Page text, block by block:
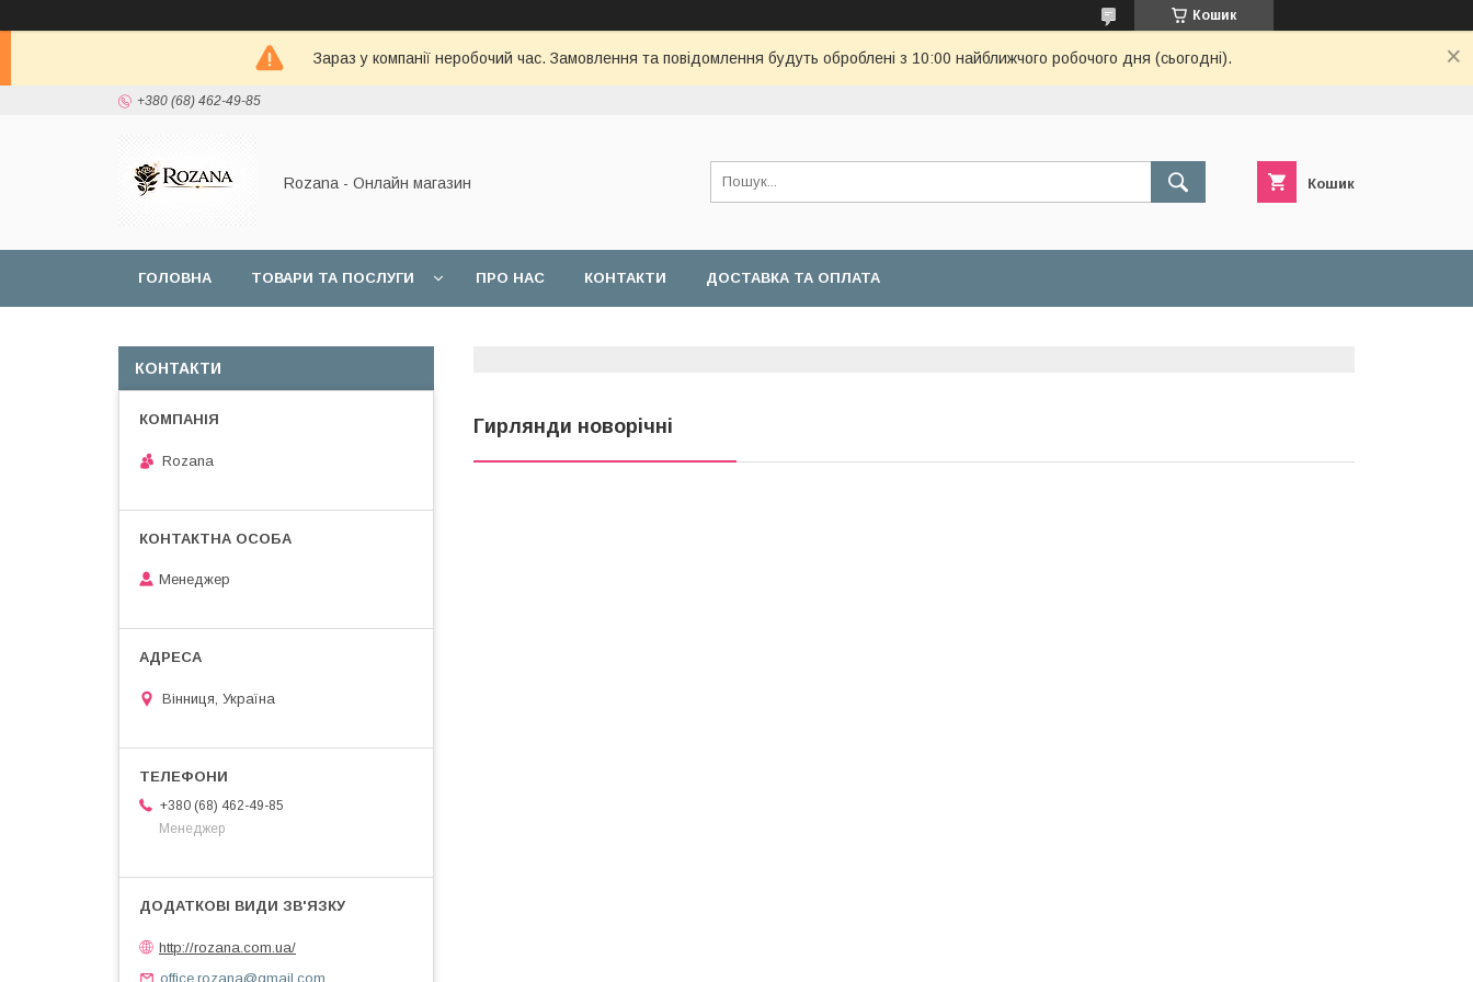
Кошик
Зараз у компанії неробочий час. Замовлення та повідомлення будуть оброблені з 10:00 найближчого робочого дня (сьогодні).
+380 (68) 462-49-85
Rozana - Онлайн магазин Кошик
ГОЛОВНА ТОВАРИ ТА ПОСЛУГИ ПРО НАС КОНТАКТИ ДОСТАВКА ТА ОПЛАТА
Гирлянди новорічні
КОНТАКТИ
Rozana
Менеджер
Вінниця, Україна
+380 (68) 462-49-85
Менеджер
http://rozana.com.ua/
office.rozana@gmail.com